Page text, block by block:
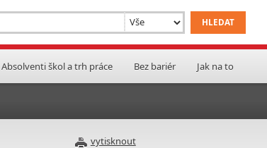
Absolventi škol a trh práce Bez bariér Jak na to
vytisknout